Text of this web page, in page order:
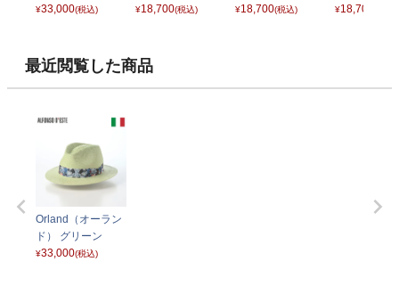
¥33,000(税込) ¥18,700(税込) ¥18,700(税込) ¥18,700
最近閲覧した商品
Orland（オーラン
ド） グリーン
¥33,000(税込)